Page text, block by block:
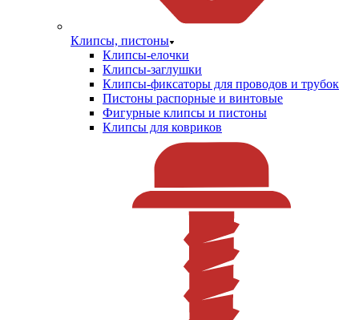
Клипсы, пистоны
Клипсы-елочки
Клипсы-заглушки
Клипсы-фиксаторы для проводов и трубок
Пистоны распорные и винтовые
Фигурные клипсы и пистоны
Клипсы для ковриков